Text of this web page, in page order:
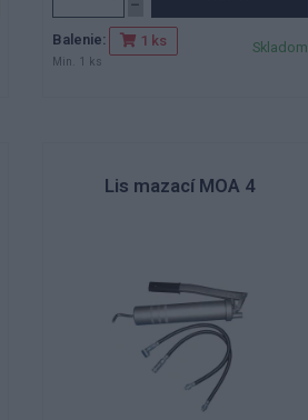
Balenie: 1 ks
Min. 1 ks
Skladom
Lis mazací MOA 4